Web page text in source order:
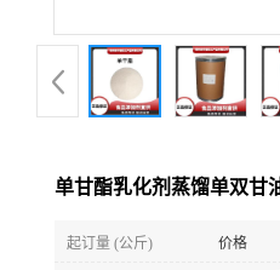
单甘酯乳化剂蒸馏单双甘
起订量 (公斤) 价格